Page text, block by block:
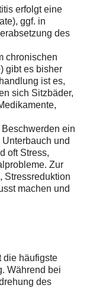
erfolgt eine
ggf. in
des
chronischen
gibt es bisher
ist es,
sich Sitzbäder,
ein
und
oft Stress,
Zur
Stressreduktion
machen und
die häufigste
Während bei
des